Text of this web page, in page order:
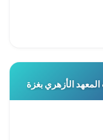
الأزهري بغزة